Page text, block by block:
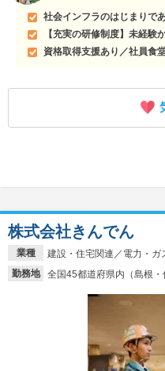
社会インフラのはじまりで
【充実の研修制度】未経験
資格取得支援あり／社員食
業種
建設・住宅関連／電力・ガ
勤務地
全国45都道府県内（島根
株式会社きんでん